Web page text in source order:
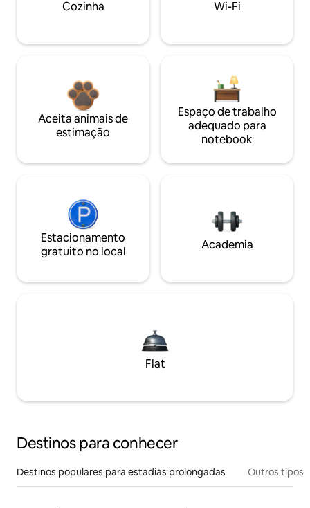
Cozinha Wi-Fi
Aceita animais de
estimação
Espaço de trabalho
adequado para
notebook
Estacionamento
gratuito no local
Academia
Flat
Destinos para conhecer
Destinos populares para estadias prolongadas Outros tipos